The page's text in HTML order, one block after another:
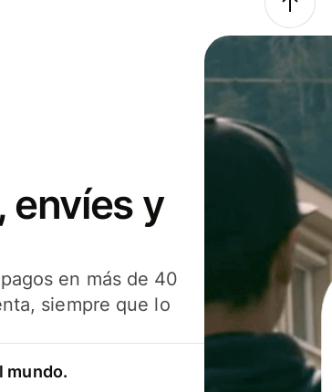
envíes y
en más de 40
siempre que lo
mundo.